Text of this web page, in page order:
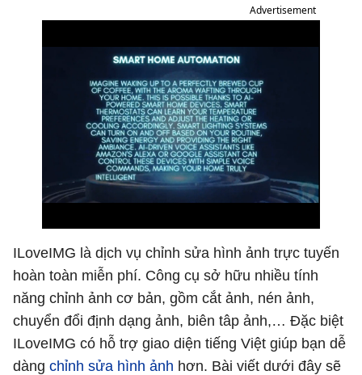
Advertisement
ILoveIMG là dịch vụ chỉnh sửa hình ảnh trực tuyến
hoàn toàn miễn phí. Công cụ sở hữu nhiều tính
năng chỉnh ảnh cơ bản, gồm cắt ảnh, nén ảnh,
chuyển đổi định dạng ảnh, biên tâp ảnh,… Đặc biệt
ILoveIMG có hỗ trợ giao diện tiếng Việt giúp bạn dễ
dàng chỉnh sửa hình ảnh hơn. Bài viết dưới đây sẽ